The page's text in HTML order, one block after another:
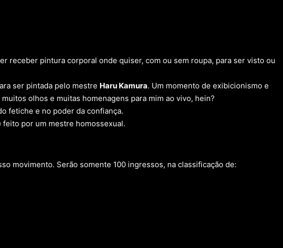
receber pintura corporal onde quiser, com ou sem roupa, para ser visto ou
ser pintada pelo mestre Haru Kamura. Um momento de exibicionismo e
olhos e muitas homenagens para mim ao vivo, hein?
fetiche e no poder da confiança.
por um mestre homossexual.
movimento. Serão somente 100 ingressos, na classificação de: